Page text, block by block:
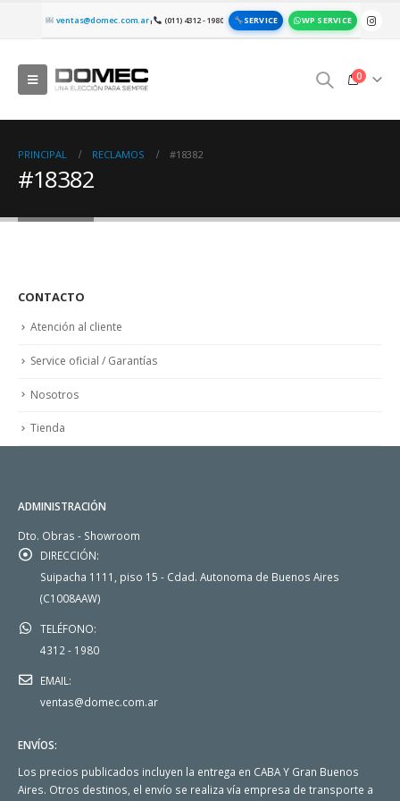
ventas@domec.com.ar| (011) 4312 - 1980 SERVICE WP SERVICE
0
PRINCIPAL RECLAMOS #18382
#18382
CONTACTO
Atención al cliente
Service oficial / Garantías
Nosotros
Tienda
ADMINISTRACIÓN
Dto. Obras - Showroom
DIRECCIÓN:
Suipacha 1111, piso 15 - Cdad. Autonoma de Buenos Aires
(C1008AAW)
TELÉFONO:
4312 - 1980
EMAIL:
ventas@domec.com.ar
ENVÍOS:
Los precios publicados incluyen la entrega en CABA Y Gran Buenos
Aires. Otros destinos, el envío se realiza vía empresa de transporte a